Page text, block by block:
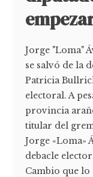
Jorge "Loma"
se salvó de la
Patricia
electoral. A
provincia
titular del
Jorge «Loma»
debacle
Cambio que